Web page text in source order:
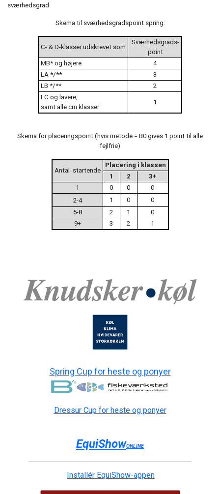
sværhedsgrad
Skema til sværhedsgradspoint spring:
C- & D-klasser udskrevet som
Sværhedsgrads-
point
MB* og højere
4
LA */**
3
LB */**
2
LC og lavere,
samt alle cm klasser
1
Skema for placeringspoint (hvis metode = B0 gives 1 point til alle
fejlfrie)
Antal startende
Placering i klassen
1
2
3+
1
0 0
0
2-4
1 0
0
5-8
2 1
0
9+
3 2 1
Spring Cup for heste og ponyer
Dressur Cup for heste og ponyer
EquiShowONLINE
Installér EquiShow-appen